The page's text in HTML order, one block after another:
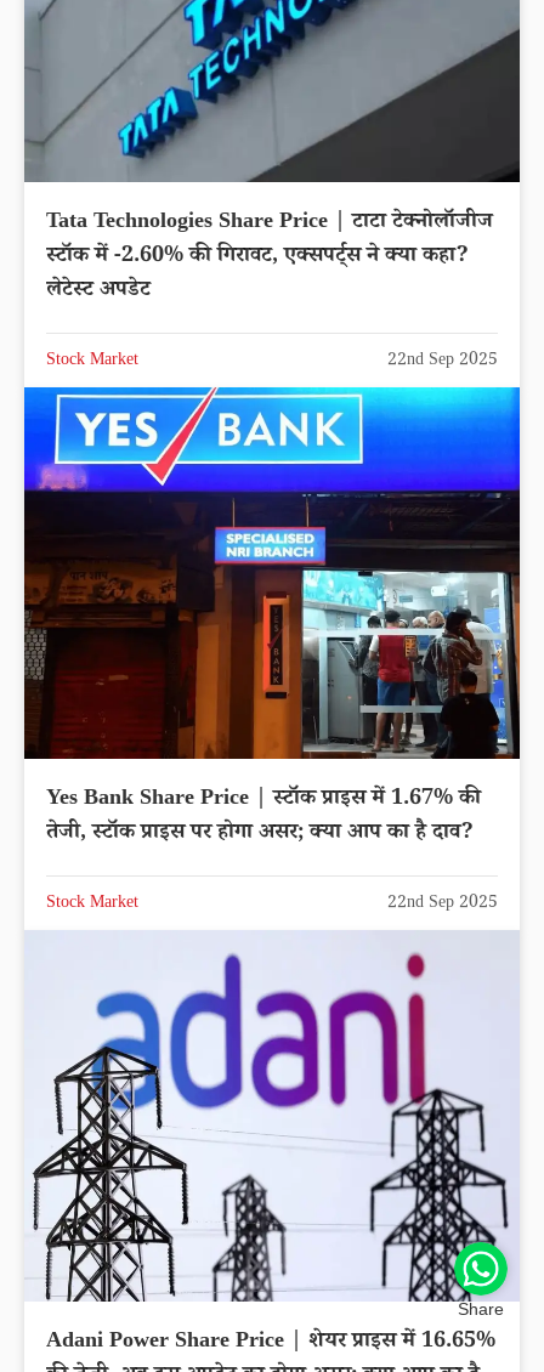
Tata Technologies Share Price | टाटा टेक्नोलॉजीज
स्टॉक में -2.60% की गिरावट, एक्सपर्ट्स ने क्या कहा?
लेटेस्ट अपडेट
Stock Market 22nd Sep 2025
Yes Bank Share Price | स्टॉक प्राइस में 1.67% की
तेजी, स्टॉक प्राइस पर होगा असर; क्या आप का है दाव?
Stock Market 22nd Sep 2025
Adani Power Share Price | शेयर प्राइस में 16.65%
Share